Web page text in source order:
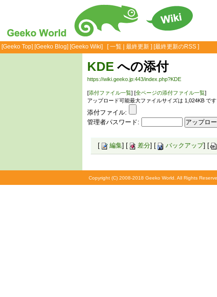
[Geeko Top] [Geeko Blog] [Geeko Wiki] [一覧 最終更新 ] [最終更新のRSS ]
KDE への添付
https://wiki.geeko.jp:443/index.php?KDE
[添付ファイル一覧] [全ページの添付ファイル一覧]
アップロード可能最大ファイルサイズは 1,024KB で
添付ファイル:
管理者パスワード:
[ 編集] [ 差分] [ バックアップ] [
Copyright (C) 2008-2018 Geeko World. All Rights